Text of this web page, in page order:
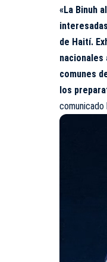
«La Binuh
de Haití.
comunes
los
comunicado